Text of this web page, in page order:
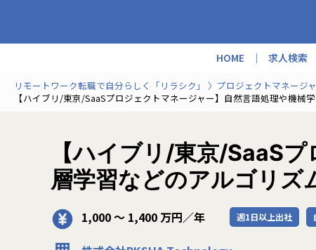
HOME 求人検索
リモートワーク転職で自分らしく「リラシク」
プロジェクトマネージ
【ハイブリ/東京/SaaSプロジェクトマネージャー】自然言語処理や機
【ハイブリ/東京/SaaS
層学習などのアルゴリズ
1,000 〜 1,400 万円／年 週1日以上出社